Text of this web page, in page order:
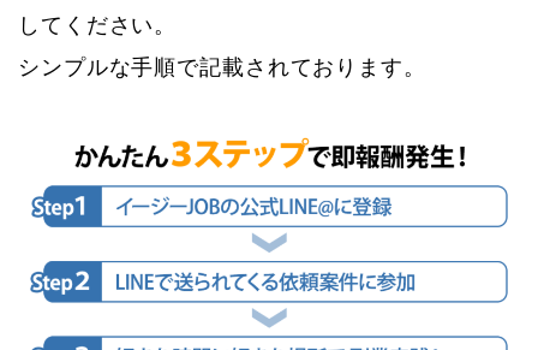
してください。
シンプルな手順で記載されております。